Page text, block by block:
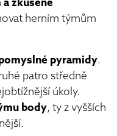
zkušené
herním týmům
pyramidy.
patro středně
úkoly.
body, ty z vyšších